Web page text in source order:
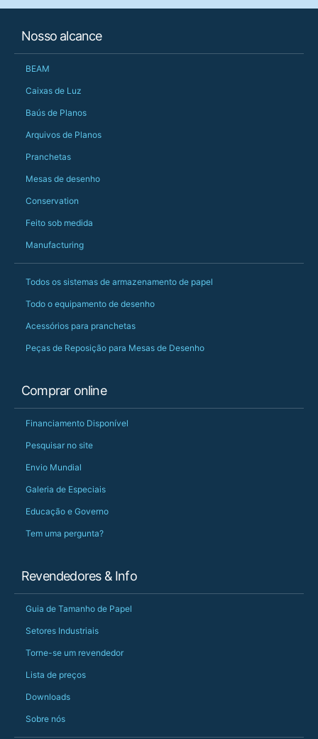
Nosso alcance
BEAM
Caixas de Luz
Baús de Planos
Arquivos de Planos
Pranchetas
Mesas de desenho
Conservation
Feito sob medida
Manufacturing
Todos os sistemas de armazenamento de papel
Todo o equipamento de desenho
Acessórios para pranchetas
Peças de Reposição para Mesas de Desenho
Comprar online
Financiamento Disponível
Pesquisar no site
Envio Mundial
Galeria de Especiais
Educação e Governo
Tem uma pergunta?
Revendedores & Info
Guia de Tamanho de Papel
Setores Industriais
Torne-se um revendedor
Lista de preços
Downloads
Sobre nós